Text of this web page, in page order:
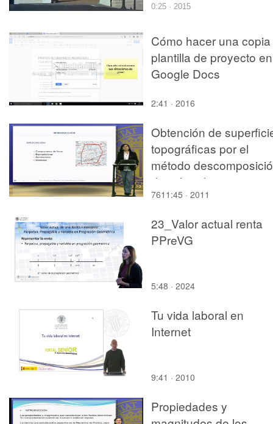
0:25 · 2015
Cómo hacer una
plantilla de proyecto en
Google Docs
2:41 · 2016
Obtención de
topográficas por el
método
de triángulos
7611:45 · 2011
23_Valor actual renta
PPreVG
5:48 · 2024
Tu vida laboral en
Internet
9:41 · 2010
Propiedades y